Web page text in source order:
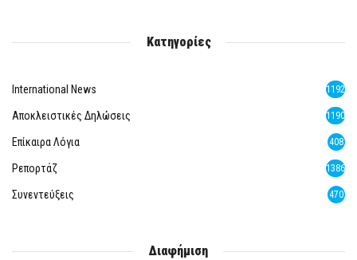
Κατηγορίες
International News 1192
Αποκλειστικές Δηλώσεις 1190
Επίκαιρα Λόγια 408
Ρεπορτάζ 1386
Συνεντεύξεις 470
Διαφήμιση